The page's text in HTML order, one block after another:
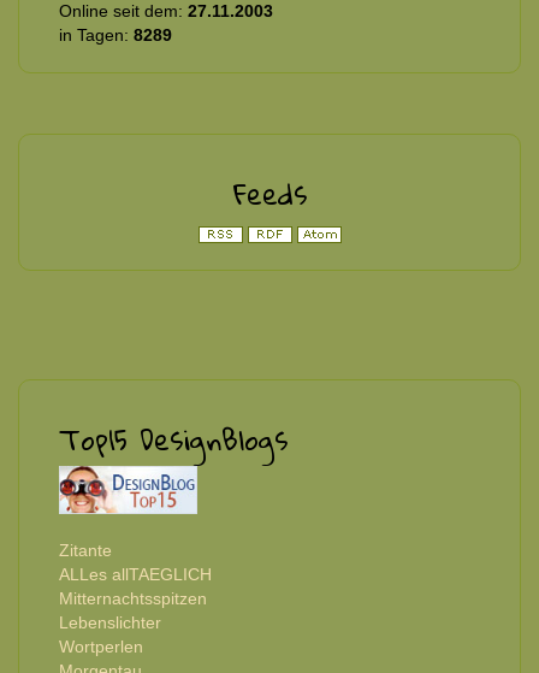
Online seit dem: 27.11.2003
in Tagen: 8289
Feeds
Top15 DesignBlogs
Zitante
ALLes allTAEGLICH
Mitternachtsspitzen
Lebenslichter
Wortperlen